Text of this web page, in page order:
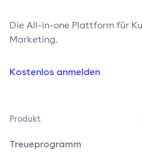
Die All-in-one Plattform für
Marketing.
Kostenlos anmelden
Produkt
Treueprogramm